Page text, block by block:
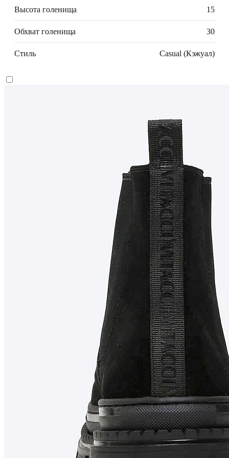
Высота голенища 15
Обхват голенища 30
Стиль Casual (Кэжуал)